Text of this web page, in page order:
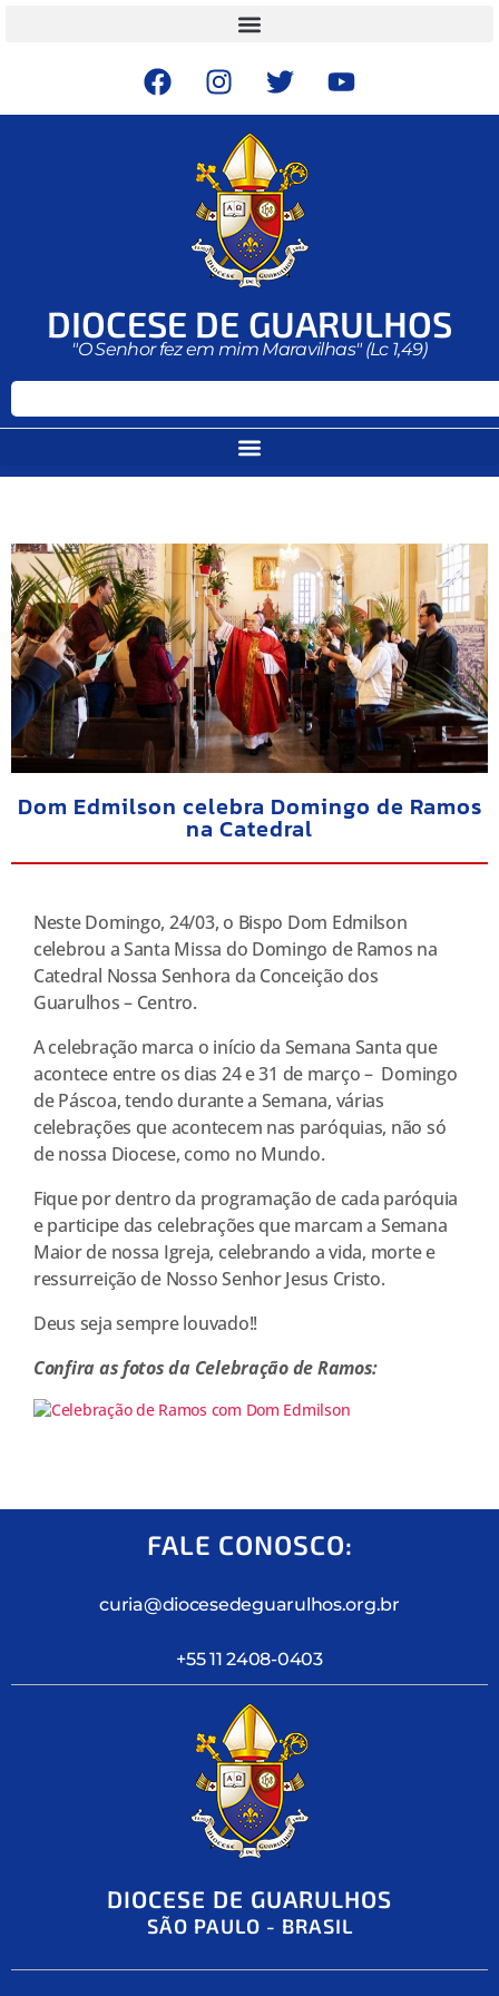
DIOCESE DE GUARULHOS
"O Senhor fez em mim Maravilhas" (Lc 1,49)
Dom Edmilson celebra Domingo de Ramos
na Catedral
Neste Domingo, 24/03, o Bispo Dom Edmilson
celebrou a Santa Missa do Domingo de Ramos na
Catedral Nossa Senhora da Conceição dos
Guarulhos – Centro.
A celebração marca o início da Semana Santa que
acontece entre os dias 24 e 31 de março – Domingo
de Páscoa, tendo durante a Semana, várias
celebrações que acontecem nas paróquias, não só
de nossa Diocese, como no Mundo.
Fique por dentro da programação de cada paróquia
e participe das celebrações que marcam a Semana
Maior de nossa Igreja, celebrando a vida, morte e
ressurreição de Nosso Senhor Jesus Cristo.
Deus seja sempre louvado!!
Confira as fotos da Celebração de Ramos:
FALE CONOSCO:
curia@diocesedeguarulhos.org.br
+55 11 2408-0403
DIOCESE DE GUARULHOS
SÃO PAULO - BRASIL